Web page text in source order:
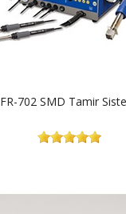
FR-702 SMD Tamir